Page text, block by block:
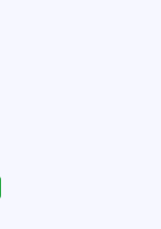
hóa được nhập